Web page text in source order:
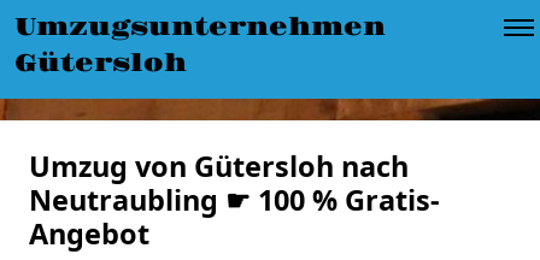
Umzugsunternehmen
Gütersloh
Umzug von Gütersloh nach
Neutraubling ☛ 100 % Gratis-
Angebot